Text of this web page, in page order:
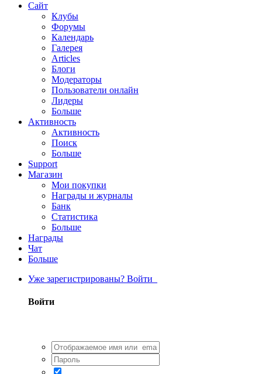
Сайт
Клубы
Форумы
Календарь
Галерея
Articles
Блоги
Модераторы
Пользователи онлайн
Лидеры
Больше
Активность
Активность
Поиск
Больше
Support
Магазин
Мои покупки
Награды и журналы
Банк
Статистика
Больше
Награды
Чат
Больше
Уже зарегистрированы? Войти
Войти